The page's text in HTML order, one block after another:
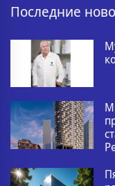
Последние